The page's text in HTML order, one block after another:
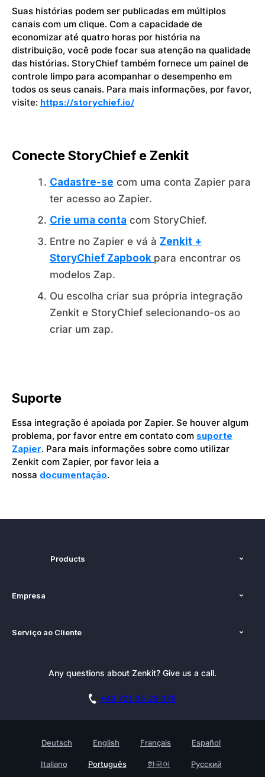
Suas histórias podem ser publicadas em múltiplos
canais com um clique. Com a capacidade de
economizar até quatro horas por história na
distribuição, você pode focar sua atenção na qualidade
das histórias. StoryChief também fornece um painel de
controle limpo para acompanhar o desempenho em
todos os seus canais. Para mais informações, por favor,
visite: https://storychief.io/
Conecte StoryChief e Zenkit
Cadastre-se com uma conta Zapier para
ter acesso ao Zapier.
Crie uma conta com StoryChief.
Entre no Zapier e vá à Zenkit +
StoryChief Zapbook para encontrar os
modelos Zap.
Ou escolha criar sua própria integração
Zenkit e StoryChief selecionando-os ao
criar um zap.
Suporte
Essa integração é apoiada por Zapier. Se houver algum
problema, por favor entre em contato com suporte
Zapier. Para mais informações sobre como utilizar
Zenkit com Zapier, por favor leia a
nossa documentação.
Products
Alternativas
Documentação
Agende uma demonstração
Empresa
Imprensa
Academia
Empreedimento
Ache um companheiro
Serviço ao Cliente
Boletim Informativo
Contato
Any questions about Zenkit? Give us a call.
+49 721 35 28 375
Deutsch English Français Español
Italiano Português 한국어 Русский